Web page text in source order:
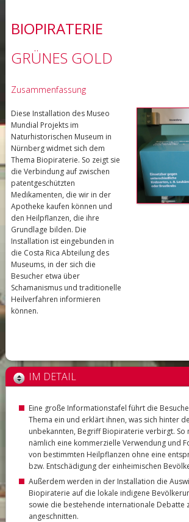
BIOPIRATERIE
GRÜNES GOLD
Zusammenfassung
Diese Installation des Museo
Mundial Projekts im
Naturhistorischen Museum in
Nürnberg widmet sich dem
Thema Biopiraterie. So zeigt sie
die Verbindung auf zwischen
patentgeschützten
Medikamenten, die wir in der
Apotheke kaufen können und
den Heilpflanzen, die ihre
Grundlage bilden. Die
Installation ist eingebunden in
die Costa Rica Abteilung des
Museums, in der sich die
Besucher etwa über
Schamanismus und traditionelle
Heilverfahren informieren
können.
IM DETAIL
Eine große Informationstafel führt die
Thema ein und erklärt ihnen, was sich hinter
unbekannten, Begriff Biopiraterie verbirgt.
nämlich eine kommerzielle Verwendung und
von bestimmten Heilpflanzen ohne eine
bzw. Entschädigung der einheimischen
Außerdem werden in der Installation die
Biopiraterie auf die lokale indigene
sowie die bestehende internationale Debatte
angeschnitten.